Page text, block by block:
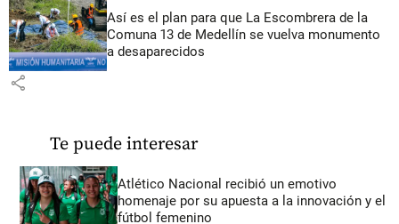
Así es el plan para que La Escombrera de la
Comuna 13 de Medellín se vuelva monumento
a desaparecidos
share
Te puede interesar
Atlético Nacional recibió un emotivo
homenaje por su apuesta a la innovación y el
fútbol femenino